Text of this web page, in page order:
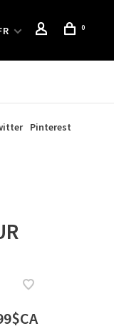
0
Pinterest